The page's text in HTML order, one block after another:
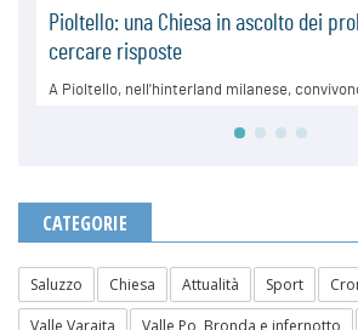
CATEGORIE
Saluzzo Chiesa Attualità Sport